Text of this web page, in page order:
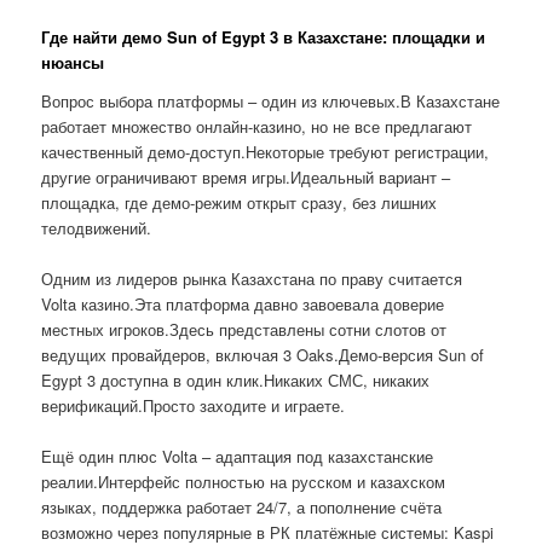
Где найти демо Sun of Egypt 3 в Казахстане: площадки и
нюансы
Вопрос выбора платформы – один из ключевых.В Казахстане
работает множество онлайн-казино, но не все предлагают
качественный демо-доступ.Некоторые требуют регистрации,
другие ограничивают время игры.Идеальный вариант –
площадка, где демо-режим открыт сразу, без лишних
телодвижений.
Одним из лидеров рынка Казахстана по праву считается
Volta казино.Эта платформа давно завоевала доверие
местных игроков.Здесь представлены сотни слотов от
ведущих провайдеров, включая 3 Oaks.Демо-версия Sun of
Egypt 3 доступна в один клик.Никаких СМС, никаких
верификаций.Просто заходите и играете.
Ещё один плюс Volta – адаптация под казахстанские
реалии.Интерфейс полностью на русском и казахском
языках, поддержка работает 24/7, а пополнение счёта
возможно через популярные в РК платёжные системы: Kaspi